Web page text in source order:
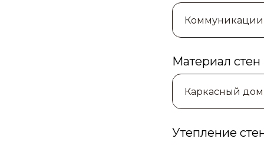
Материал стен
Утепление